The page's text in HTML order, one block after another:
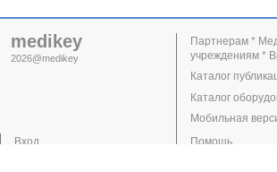
medikey
2026@medikey
Вход
Партнерам *
учреждениям *
Каталог
Каталог
Мобильная
Помощь